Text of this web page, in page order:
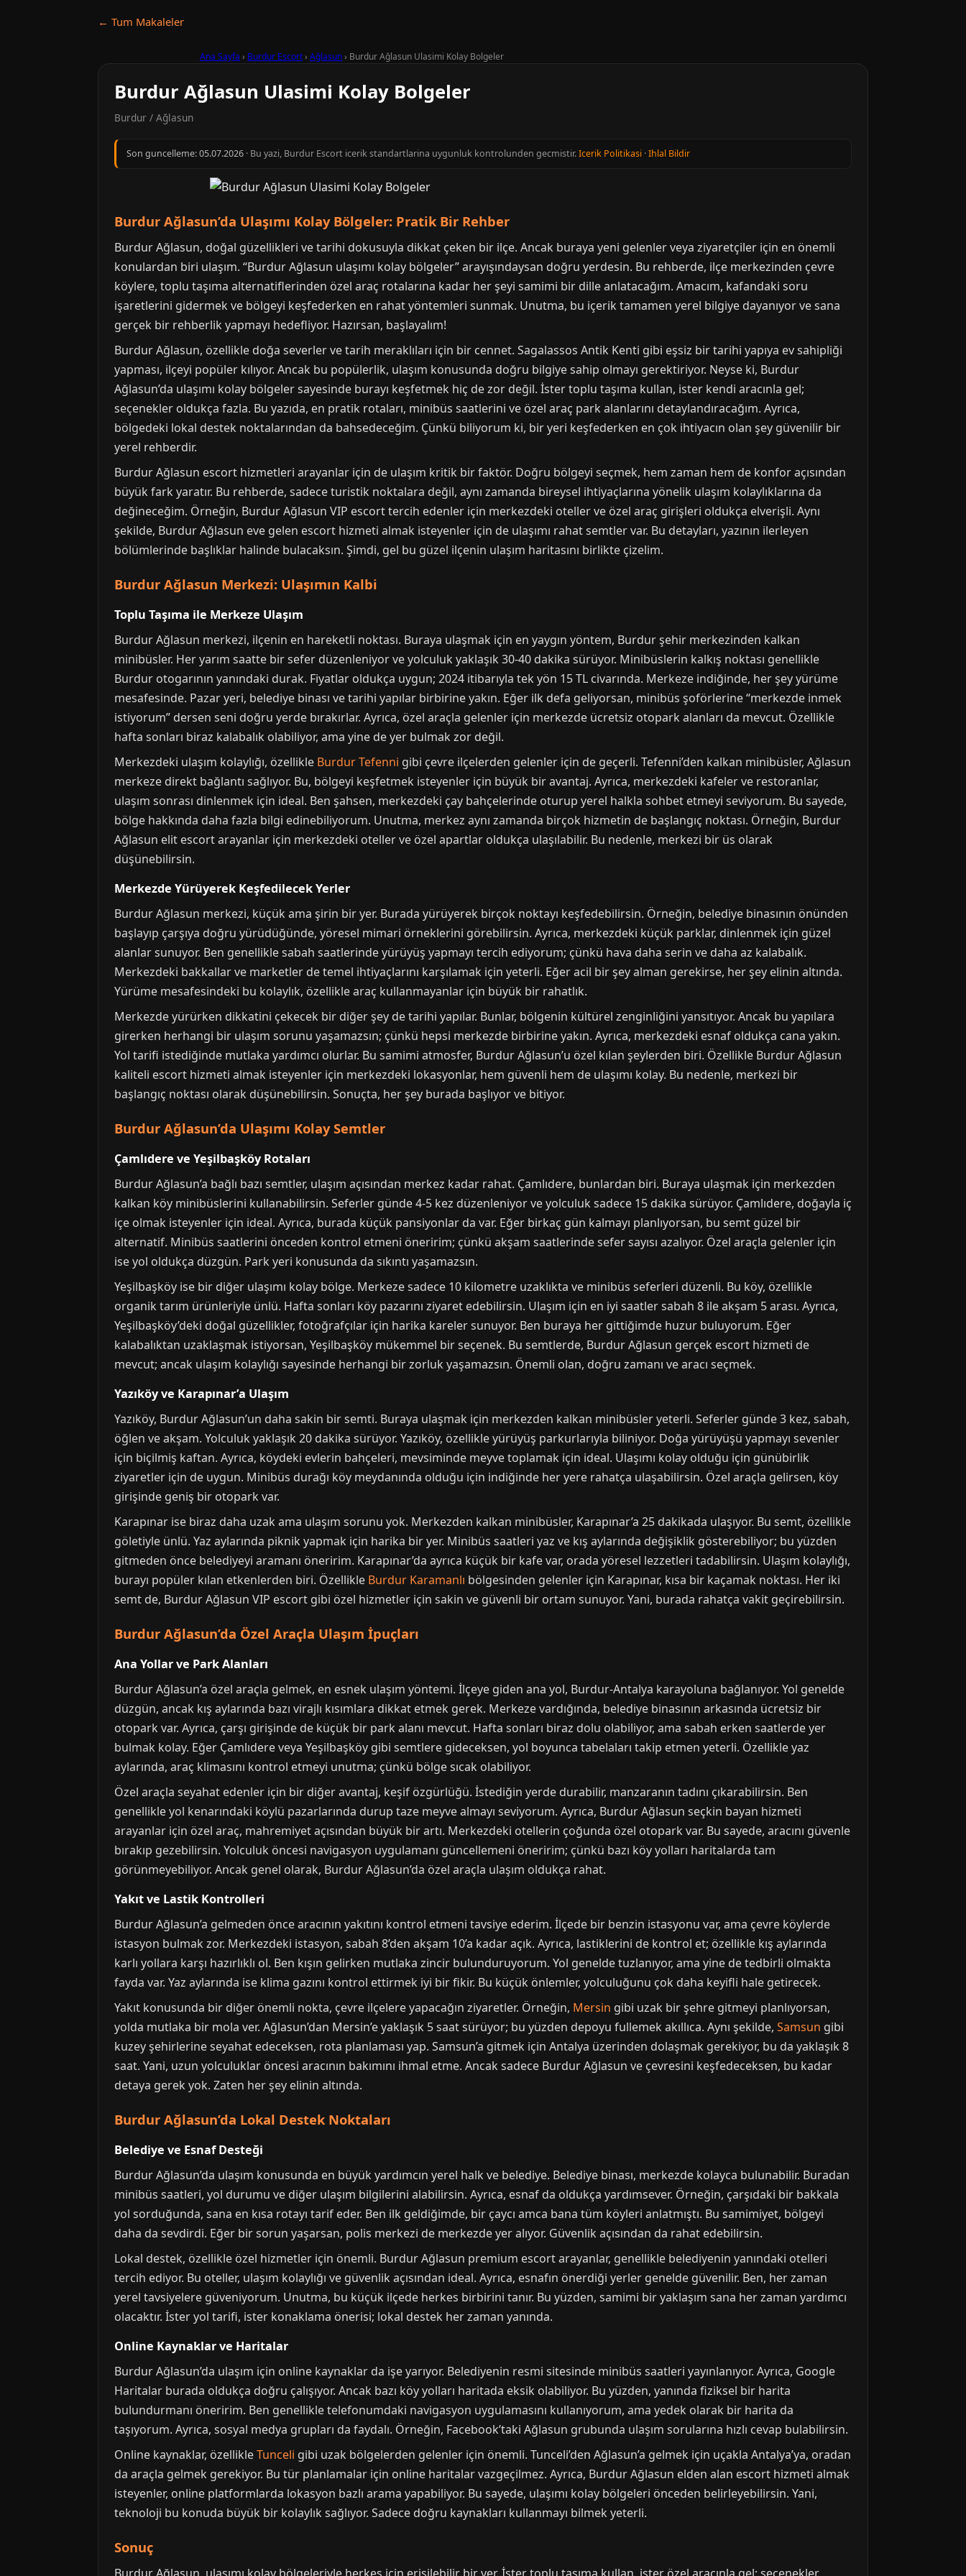
← Tum Makaleler
Ana Sayfa › Burdur Escort› Ağlasun› Burdur Ağlasun Ulasimi Kolay Bolgeler
Burdur Ağlasun Ulasimi Kolay Bolgeler
Burdur / Ağlasun
Son guncelleme:05.07.2026 · Bu yazi, Burdur Escort icerik standartlarina uygunluk kontrolunden gecmistir.Icerik Politikasi ·Ihlal Bildir
Burdur Ağlasun’da Ulaşımı Kolay Bölgeler: Pratik Bir Rehber
Burdur Ağlasun, doğal güzellikleri ve tarihi dokusuyla dikkat çeken bir ilçe. Ancak buraya yeni gelenler veya ziyaretçiler için en önemli
konulardan biri ulaşım. “Burdur Ağlasun ulaşımı kolay bölgeler” arayışındaysan doğru yerdesin. Bu rehberde, ilçe merkezinden çevre
köylere, toplu taşıma alternatiflerinden özel araç rotalarına kadar her şeyi samimi bir dille anlatacağım. Amacım, kafandaki soru
işaretlerini gidermek ve bölgeyi keşfederken en rahat yöntemleri sunmak. Unutma, bu içerik tamamen yerel bilgiye dayanıyor ve sana
gerçek bir rehberlik yapmayı hedefliyor. Hazırsan, başlayalım!
Burdur Ağlasun, özellikle doğa severler ve tarih meraklıları için bir cennet. Sagalassos Antik Kenti gibi eşsiz bir tarihi yapıya ev sahipliği
yapması, ilçeyi popüler kılıyor. Ancak bu popülerlik, ulaşım konusunda doğru bilgiye sahip olmayı gerektiriyor. Neyse ki, Burdur
Ağlasun’da ulaşımı kolay bölgeler sayesinde burayı keşfetmek hiç de zor değil. İster toplu taşıma kullan, ister kendi aracınla gel;
seçenekler oldukça fazla. Bu yazıda, en pratik rotaları, minibüs saatlerini ve özel araç park alanlarını detaylandıracağım. Ayrıca,
bölgedeki lokal destek noktalarından da bahsedeceğim. Çünkü biliyorum ki, bir yeri keşfederken en çok ihtiyacın olan şey güvenilir bir
yerel rehberdir.
Burdur Ağlasun escort hizmetleri arayanlar için de ulaşım kritik bir faktör. Doğru bölgeyi seçmek, hem zaman hem de konfor açısından
büyük fark yaratır. Bu rehberde, sadece turistik noktalara değil, aynı zamanda bireysel ihtiyaçlarına yönelik ulaşım kolaylıklarına da
değineceğim. Örneğin, Burdur Ağlasun VIP escort tercih edenler için merkezdeki oteller ve özel araç girişleri oldukça elverişli. Aynı
şekilde, Burdur Ağlasun eve gelen escort hizmeti almak isteyenler için de ulaşımı rahat semtler var. Bu detayları, yazının ilerleyen
bölümlerinde başlıklar halinde bulacaksın. Şimdi, gel bu güzel ilçenin ulaşım haritasını birlikte çizelim.
Burdur Ağlasun Merkezi: Ulaşımın Kalbi
Toplu Taşıma ile Merkeze Ulaşım
Burdur Ağlasun merkezi, ilçenin en hareketli noktası. Buraya ulaşmak için en yaygın yöntem, Burdur şehir merkezinden kalkan
minibüsler. Her yarım saatte bir sefer düzenleniyor ve yolculuk yaklaşık 30-40 dakika sürüyor. Minibüslerin kalkış noktası genellikle
Burdur otogarının yanındaki durak. Fiyatlar oldukça uygun; 2024 itibarıyla tek yön 15 TL civarında. Merkeze indiğinde, her şey yürüme
mesafesinde. Pazar yeri, belediye binası ve tarihi yapılar birbirine yakın. Eğer ilk defa geliyorsan, minibüs şoförlerine “merkezde inmek
istiyorum” dersen seni doğru yerde bırakırlar. Ayrıca, özel araçla gelenler için merkezde ücretsiz otopark alanları da mevcut. Özellikle
hafta sonları biraz kalabalık olabiliyor, ama yine de yer bulmak zor değil.
Merkezdeki ulaşım kolaylığı, özellikle Burdur Tefenni gibi çevre ilçelerden gelenler için de geçerli. Tefenni’den kalkan minibüsler, Ağlasun
merkeze direkt bağlantı sağlıyor. Bu, bölgeyi keşfetmek isteyenler için büyük bir avantaj. Ayrıca, merkezdeki kafeler ve restoranlar,
ulaşım sonrası dinlenmek için ideal. Ben şahsen, merkezdeki çay bahçelerinde oturup yerel halkla sohbet etmeyi seviyorum. Bu sayede,
bölge hakkında daha fazla bilgi edinebiliyorum. Unutma, merkez aynı zamanda birçok hizmetin de başlangıç noktası. Örneğin, Burdur
Ağlasun elit escort arayanlar için merkezdeki oteller ve özel apartlar oldukça ulaşılabilir. Bu nedenle, merkezi bir üs olarak
düşünebilirsin.
Merkezde Yürüyerek Keşfedilecek Yerler
Burdur Ağlasun merkezi, küçük ama şirin bir yer. Burada yürüyerek birçok noktayı keşfedebilirsin. Örneğin, belediye binasının önünden
başlayıp çarşıya doğru yürüdüğünde, yöresel mimari örneklerini görebilirsin. Ayrıca, merkezdeki küçük parklar, dinlenmek için güzel
alanlar sunuyor. Ben genellikle sabah saatlerinde yürüyüş yapmayı tercih ediyorum; çünkü hava daha serin ve daha az kalabalık.
Merkezdeki bakkallar ve marketler de temel ihtiyaçlarını karşılamak için yeterli. Eğer acil bir şey alman gerekirse, her şey elinin altında.
Yürüme mesafesindeki bu kolaylık, özellikle araç kullanmayanlar için büyük bir rahatlık.
Merkezde yürürken dikkatini çekecek bir diğer şey de tarihi yapılar. Bunlar, bölgenin kültürel zenginliğini yansıtıyor. Ancak bu yapılara
girerken herhangi bir ulaşım sorunu yaşamazsın; çünkü hepsi merkezde birbirine yakın. Ayrıca, merkezdeki esnaf oldukça cana yakın.
Yol tarifi istediğinde mutlaka yardımcı olurlar. Bu samimi atmosfer, Burdur Ağlasun’u özel kılan şeylerden biri. Özellikle Burdur Ağlasun
kaliteli escort hizmeti almak isteyenler için merkezdeki lokasyonlar, hem güvenli hem de ulaşımı kolay. Bu nedenle, merkezi bir
başlangıç noktası olarak düşünebilirsin. Sonuçta, her şey burada başlıyor ve bitiyor.
Burdur Ağlasun’da Ulaşımı Kolay Semtler
Çamlıdere ve Yeşilbaşköy Rotaları
Burdur Ağlasun’a bağlı bazı semtler, ulaşım açısından merkez kadar rahat. Çamlıdere, bunlardan biri. Buraya ulaşmak için merkezden
kalkan köy minibüslerini kullanabilirsin. Seferler günde 4-5 kez düzenleniyor ve yolculuk sadece 15 dakika sürüyor. Çamlıdere, doğayla iç
içe olmak isteyenler için ideal. Ayrıca, burada küçük pansiyonlar da var. Eğer birkaç gün kalmayı planlıyorsan, bu semt güzel bir
alternatif. Minibüs saatlerini önceden kontrol etmeni öneririm; çünkü akşam saatlerinde sefer sayısı azalıyor. Özel araçla gelenler için
ise yol oldukça düzgün. Park yeri konusunda da sıkıntı yaşamazsın.
Yeşilbaşköy ise bir diğer ulaşımı kolay bölge. Merkeze sadece 10 kilometre uzaklıkta ve minibüs seferleri düzenli. Bu köy, özellikle
organik tarım ürünleriyle ünlü. Hafta sonları köy pazarını ziyaret edebilirsin. Ulaşım için en iyi saatler sabah 8 ile akşam 5 arası. Ayrıca,
Yeşilbaşköy’deki doğal güzellikler, fotoğrafçılar için harika kareler sunuyor. Ben buraya her gittiğimde huzur buluyorum. Eğer
kalabalıktan uzaklaşmak istiyorsan, Yeşilbaşköy mükemmel bir seçenek. Bu semtlerde, Burdur Ağlasun gerçek escort hizmeti de
mevcut; ancak ulaşım kolaylığı sayesinde herhangi bir zorluk yaşamazsın. Önemli olan, doğru zamanı ve aracı seçmek.
Yazıköy ve Karapınar’a Ulaşım
Yazıköy, Burdur Ağlasun’un daha sakin bir semti. Buraya ulaşmak için merkezden kalkan minibüsler yeterli. Seferler günde 3 kez, sabah,
öğlen ve akşam. Yolculuk yaklaşık 20 dakika sürüyor. Yazıköy, özellikle yürüyüş parkurlarıyla biliniyor. Doğa yürüyüşü yapmayı sevenler
için biçilmiş kaftan. Ayrıca, köydeki evlerin bahçeleri, mevsiminde meyve toplamak için ideal. Ulaşımı kolay olduğu için günübirlik
ziyaretler için de uygun. Minibüs durağı köy meydanında olduğu için indiğinde her yere rahatça ulaşabilirsin. Özel araçla gelirsen, köy
girişinde geniş bir otopark var.
Karapınar ise biraz daha uzak ama ulaşım sorunu yok. Merkezden kalkan minibüsler, Karapınar’a 25 dakikada ulaşıyor. Bu semt, özellikle
göletiyle ünlü. Yaz aylarında piknik yapmak için harika bir yer. Minibüs saatleri yaz ve kış aylarında değişiklik gösterebiliyor; bu yüzden
gitmeden önce belediyeyi aramanı öneririm. Karapınar’da ayrıca küçük bir kafe var, orada yöresel lezzetleri tadabilirsin. Ulaşım kolaylığı,
burayı popüler kılan etkenlerden biri. Özellikle Burdur Karamanlı bölgesinden gelenler için Karapınar, kısa bir kaçamak noktası. Her iki
semt de, Burdur Ağlasun VIP escort gibi özel hizmetler için sakin ve güvenli bir ortam sunuyor. Yani, burada rahatça vakit geçirebilirsin.
Burdur Ağlasun’da Özel Araçla Ulaşım İpuçları
Ana Yollar ve Park Alanları
Burdur Ağlasun’a özel araçla gelmek, en esnek ulaşım yöntemi. İlçeye giden ana yol, Burdur-Antalya karayoluna bağlanıyor. Yol genelde
düzgün, ancak kış aylarında bazı virajlı kısımlara dikkat etmek gerek. Merkeze vardığında, belediye binasının arkasında ücretsiz bir
otopark var. Ayrıca, çarşı girişinde de küçük bir park alanı mevcut. Hafta sonları biraz dolu olabiliyor, ama sabah erken saatlerde yer
bulmak kolay. Eğer Çamlıdere veya Yeşilbaşköy gibi semtlere gideceksen, yol boyunca tabelaları takip etmen yeterli. Özellikle yaz
aylarında, araç klimasını kontrol etmeyi unutma; çünkü bölge sıcak olabiliyor.
Özel araçla seyahat edenler için bir diğer avantaj, keşif özgürlüğü. İstediğin yerde durabilir, manzaranın tadını çıkarabilirsin. Ben
genellikle yol kenarındaki köylü pazarlarında durup taze meyve almayı seviyorum. Ayrıca, Burdur Ağlasun seçkin bayan hizmeti
arayanlar için özel araç, mahremiyet açısından büyük bir artı. Merkezdeki otellerin çoğunda özel otopark var. Bu sayede, aracını güvenle
bırakıp gezebilirsin. Yolculuk öncesi navigasyon uygulamanı güncellemeni öneririm; çünkü bazı köy yolları haritalarda tam
görünmeyebiliyor. Ancak genel olarak, Burdur Ağlasun’da özel araçla ulaşım oldukça rahat.
Yakıt ve Lastik Kontrolleri
Burdur Ağlasun’a gelmeden önce aracının yakıtını kontrol etmeni tavsiye ederim. İlçede bir benzin istasyonu var, ama çevre köylerde
istasyon bulmak zor. Merkezdeki istasyon, sabah 8’den akşam 10’a kadar açık. Ayrıca, lastiklerini de kontrol et; özellikle kış aylarında
karlı yollara karşı hazırlıklı ol. Ben kışın gelirken mutlaka zincir bulunduruyorum. Yol genelde tuzlanıyor, ama yine de tedbirli olmakta
fayda var. Yaz aylarında ise klima gazını kontrol ettirmek iyi bir fikir. Bu küçük önlemler, yolculuğunu çok daha keyifli hale getirecek.
Yakıt konusunda bir diğer önemli nokta, çevre ilçelere yapacağın ziyaretler. Örneğin, Mersin gibi uzak bir şehre gitmeyi planlıyorsan,
yolda mutlaka bir mola ver. Ağlasun’dan Mersin’e yaklaşık 5 saat sürüyor; bu yüzden depoyu fullemek akıllıca. Aynı şekilde, Samsun gibi
kuzey şehirlerine seyahat edeceksen, rota planlaması yap. Samsun’a gitmek için Antalya üzerinden dolaşmak gerekiyor, bu da yaklaşık 8
saat. Yani, uzun yolculuklar öncesi aracının bakımını ihmal etme. Ancak sadece Burdur Ağlasun ve çevresini keşfedeceksen, bu kadar
detaya gerek yok. Zaten her şey elinin altında.
Burdur Ağlasun’da Lokal Destek Noktaları
Belediye ve Esnaf Desteği
Burdur Ağlasun’da ulaşım konusunda en büyük yardımcın yerel halk ve belediye. Belediye binası, merkezde kolayca bulunabilir. Buradan
minibüs saatleri, yol durumu ve diğer ulaşım bilgilerini alabilirsin. Ayrıca, esnaf da oldukça yardımsever. Örneğin, çarşıdaki bir bakkala
yol sorduğunda, sana en kısa rotayı tarif eder. Ben ilk geldiğimde, bir çaycı amca bana tüm köyleri anlatmıştı. Bu samimiyet, bölgeyi
daha da sevdirdi. Eğer bir sorun yaşarsan, polis merkezi de merkezde yer alıyor. Güvenlik açısından da rahat edebilirsin.
Lokal destek, özellikle özel hizmetler için önemli. Burdur Ağlasun premium escort arayanlar, genellikle belediyenin yanındaki otelleri
tercih ediyor. Bu oteller, ulaşım kolaylığı ve güvenlik açısından ideal. Ayrıca, esnafın önerdiği yerler genelde güvenilir. Ben, her zaman
yerel tavsiyelere güveniyorum. Unutma, bu küçük ilçede herkes birbirini tanır. Bu yüzden, samimi bir yaklaşım sana her zaman yardımcı
olacaktır. İster yol tarifi, ister konaklama önerisi; lokal destek her zaman yanında.
Online Kaynaklar ve Haritalar
Burdur Ağlasun’da ulaşım için online kaynaklar da işe yarıyor. Belediyenin resmi sitesinde minibüs saatleri yayınlanıyor. Ayrıca, Google
Haritalar burada oldukça doğru çalışıyor. Ancak bazı köy yolları haritada eksik olabiliyor. Bu yüzden, yanında fiziksel bir harita
bulundurmanı öneririm. Ben genellikle telefonumdaki navigasyon uygulamasını kullanıyorum, ama yedek olarak bir harita da
taşıyorum. Ayrıca, sosyal medya grupları da faydalı. Örneğin, Facebook’taki Ağlasun grubunda ulaşım sorularına hızlı cevap bulabilirsin.
Online kaynaklar, özellikleTunceli gibi uzak bölgelerden gelenler için önemli. Tunceli’den Ağlasun’a gelmek için uçakla Antalya’ya, oradan
da araçla gelmek gerekiyor. Bu tür planlamalar için online haritalar vazgeçilmez. Ayrıca, Burdur Ağlasun elden alan escort hizmeti almak
isteyenler, online platformlarda lokasyon bazlı arama yapabiliyor. Bu sayede, ulaşımı kolay bölgeleri önceden belirleyebilirsin. Yani,
teknoloji bu konuda büyük bir kolaylık sağlıyor. Sadece doğru kaynakları kullanmayı bilmek yeterli.
Sonuç